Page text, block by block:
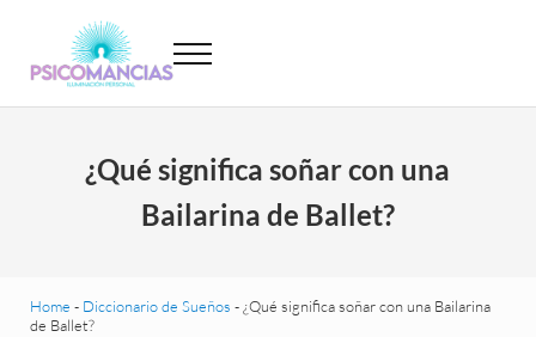
Psicomancias
Menu
¿Qué significa soñar con una
Bailarina de Ballet?
Home - Diccionario de Sueños -¿Qué significa soñar con una Bailarina
de Ballet?